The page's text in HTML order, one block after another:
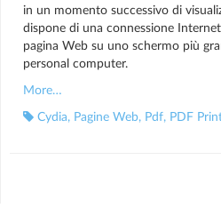
in un momento successivo di
dispone di una connessione
pagina Web su uno schermo più
personal computer.
More…
Cydia, Pagine Web, Pdf, PDF